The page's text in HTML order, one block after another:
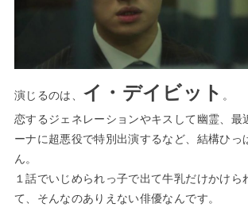
演じるのは、 イ・デイビット 。
恋するジェネレーションやキスして幽霊、最
ーナに超悪役で特別出演するなど、結構ひっ
ん。
１話でいじめられっ子で出て牛乳だけかけら
て、そんなのありえない俳優なんです。